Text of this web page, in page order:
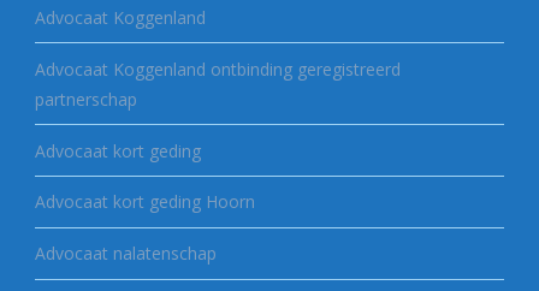
Advocaat Koggenland
Advocaat Koggenland ontbinding geregistreerd
partnerschap
Advocaat kort geding
Advocaat kort geding Hoorn
Advocaat nalatenschap